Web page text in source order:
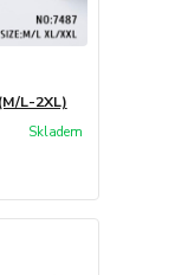
L-2XL)
Skladem